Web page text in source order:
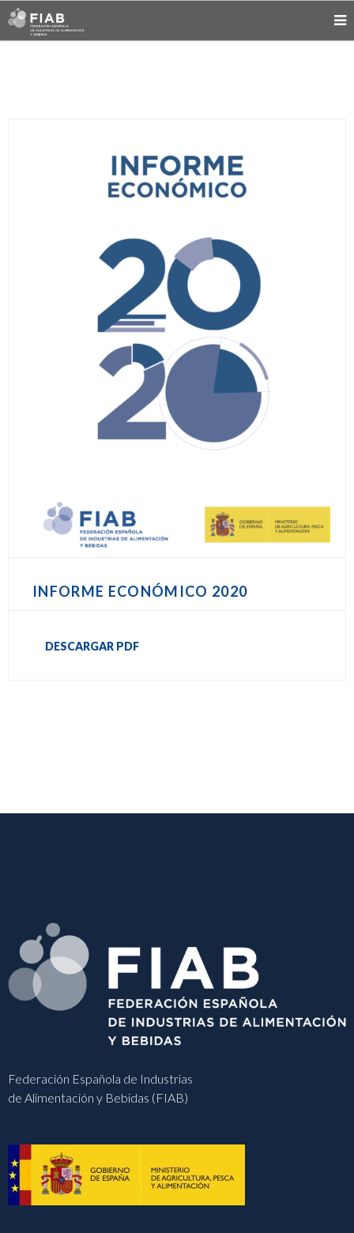
INFORME ECONÓMICO 2020
DESCARGAR PDF
Federación Española de Industrias
de Alimentación y Bebidas (FIAB)